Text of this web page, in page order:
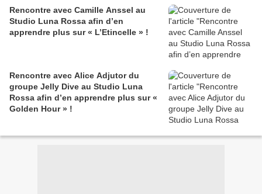
Rencontre avec Camille Anssel au
Studio Luna Rossa afin d’en
apprendre plus sur « L’Etincelle » !
Rencontre avec Alice Adjutor du
groupe Jelly Dive au Studio Luna
Rossa afin d’en apprendre plus sur «
Golden Hour » !